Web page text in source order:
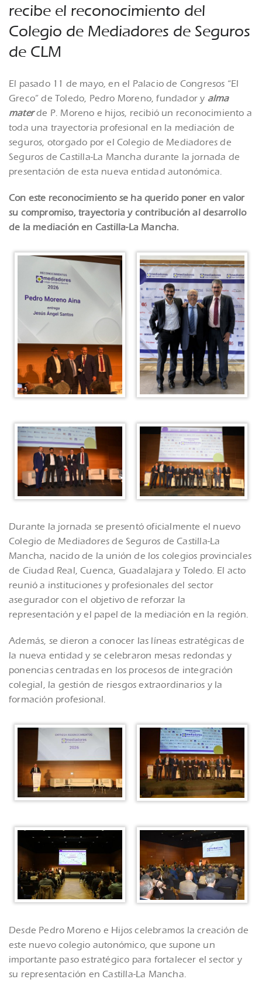
recibe el reconocimiento del
Colegio de Mediadores de Seguros
de CLM
El pasado 11 de mayo, en el Palacio de Congresos “El
Greco” de Toledo, Pedro Moreno, fundador y alma
materde P. Moreno e hijos, recibió un reconocimiento a
toda una trayectoria profesional en la mediación de
seguros, otorgado por el Colegio de Mediadores de
Seguros de Castilla-La Mancha durante la jornada de
presentación de esta nueva entidad autonómica.
Con este reconocimiento se ha querido poner en valor
su compromiso, trayectoria y contribución al desarrollo
de la mediación en Castilla-La Mancha.
Durante la jornada se presentó oficialmente el nuevo
Colegio de Mediadores de Seguros de Castilla-La
Mancha, nacido de la unión de los colegios provinciales
de Ciudad Real, Cuenca, Guadalajara y Toledo. El acto
reunió a instituciones y profesionales del sector
asegurador con el objetivo de reforzar la
representación y el papel de la mediación en la región.
Además, se dieron a conocer las líneas estratégicas de
la nueva entidad y se celebraron mesas redondas y
ponencias centradas en los procesos de integración
colegial, la gestión de riesgos extraordinarios y la
formación profesional.
Desde Pedro Moreno e Hijos celebramos la creación de
este nuevo colegio autonómico, que supone un
importante paso estratégico para fortalecer el sector y
su representación en Castilla-La Mancha.